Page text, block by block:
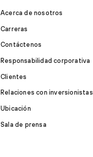
Acerca de nosotros
Carreras
Contáctenos
Responsabilidad corporativa
Clientes
Relaciones con inversionistas
Ubicación
Sala de prensa